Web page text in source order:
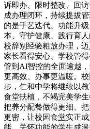
诉即办、限时整改、回
成办理闭环，持续提拔
的是手艺迭代、功能升
本、守护健康、践行育
校辞别经验粗放办理，
家长看得安心、学校管
管到AI智控的全面逾越
更高效、办事更温暖。
步，仁和中学将继续以
食堂扶植，不竭完美学
把养分配餐做得更细、
更密，让校园食堂实正
能、关怀功能的学生成